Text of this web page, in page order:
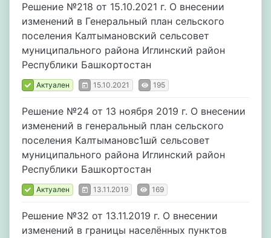
Решение №218 от 15.10.2021 г. О внесении
изменений в Генеральный план сельского
поселения Калтымановский сельсовет
муниципального района Иглинский район
Республики Башкортостан
Актуален 15.10.2021 195
Решение №24 от 13 ноября 2019 г. О внесении
изменений в генеральный план сельского
поселения Калтымановс1шй сельсовет
муниципального района Иглинский район
Республики Башкортостан
Актуален 13.11.2019 169
Решение №32 от 13.11.2019 г. О внесении
изменений в границы населённых пунктов